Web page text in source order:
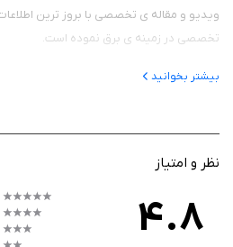
ویدیو و مقاله ی تخصصی با بروز ترین
تخصصی در زمینه ی برق نموده است.
بیشتر بخوانید
نظر و امتیاز
4.8